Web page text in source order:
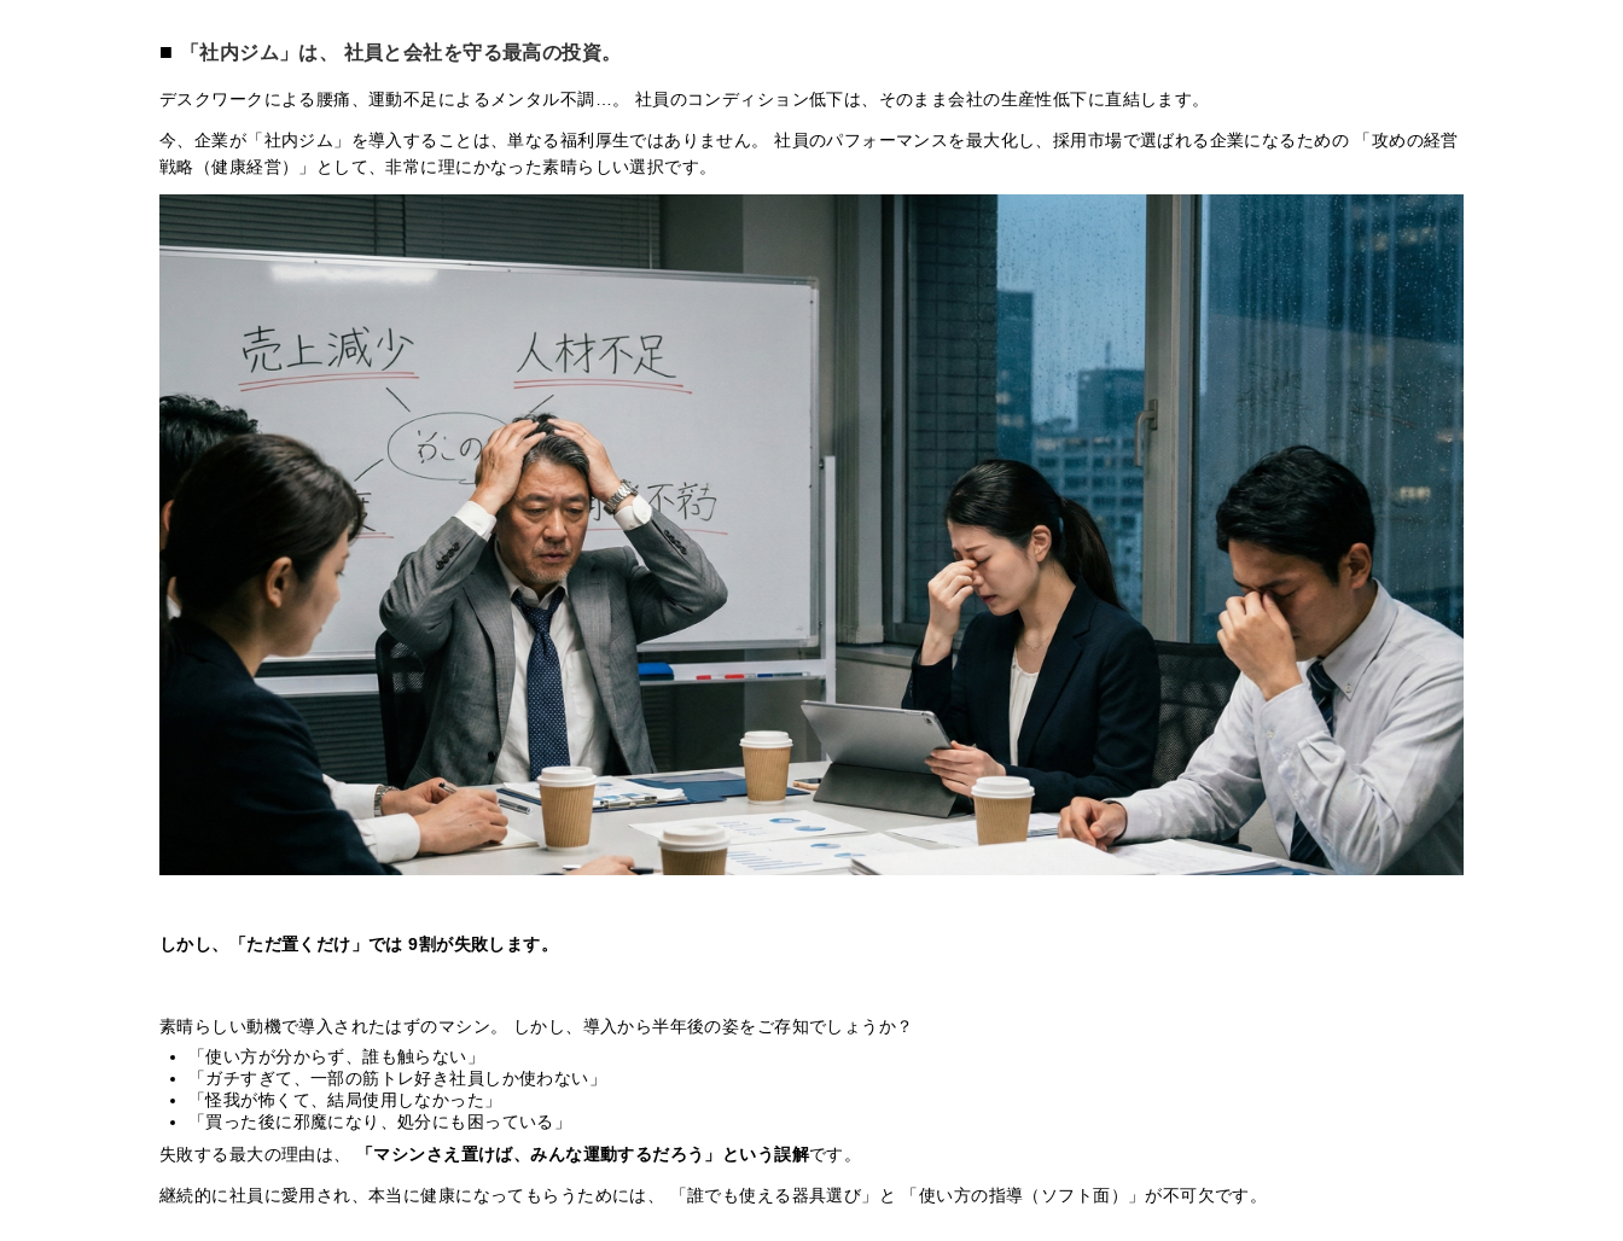
■ 「社内ジム」は、 社員と会社を守る最高の投資。
デスクワークによる腰痛、運動不足によるメンタル不調…。 社員のコンディション低下は、そのまま会社の生産性低下に直結します。
今、企業が「社内ジム」を導入することは、単なる福利厚生ではありません。 社員のパフォーマンスを最大化し、採用市場で選ばれる企業になるための 「攻めの経営
戦略（健康経営）」として、非常に理にかなった素晴らしい選択です。
しかし、「ただ置くだけ」では 9割が失敗します。
素晴らしい動機で導入されたはずのマシン。 しかし、導入から半年後の姿をご存知でしょうか？
「使い方が分からず、誰も触らない」
「ガチすぎて、一部の筋トレ好き社員しか使わない」
「怪我が怖くて、結局使用しなかった」
「買った後に邪魔になり、処分にも困っている」
失敗する最大の理由は、
「マシンさえ置けば、みんな運動するだろう」という誤解です。
継続的に社員に愛用され、本当に健康になってもらうためには、 「誰でも使える器具選び」と 「使い方の指導（ソフト面）」が不可欠です。